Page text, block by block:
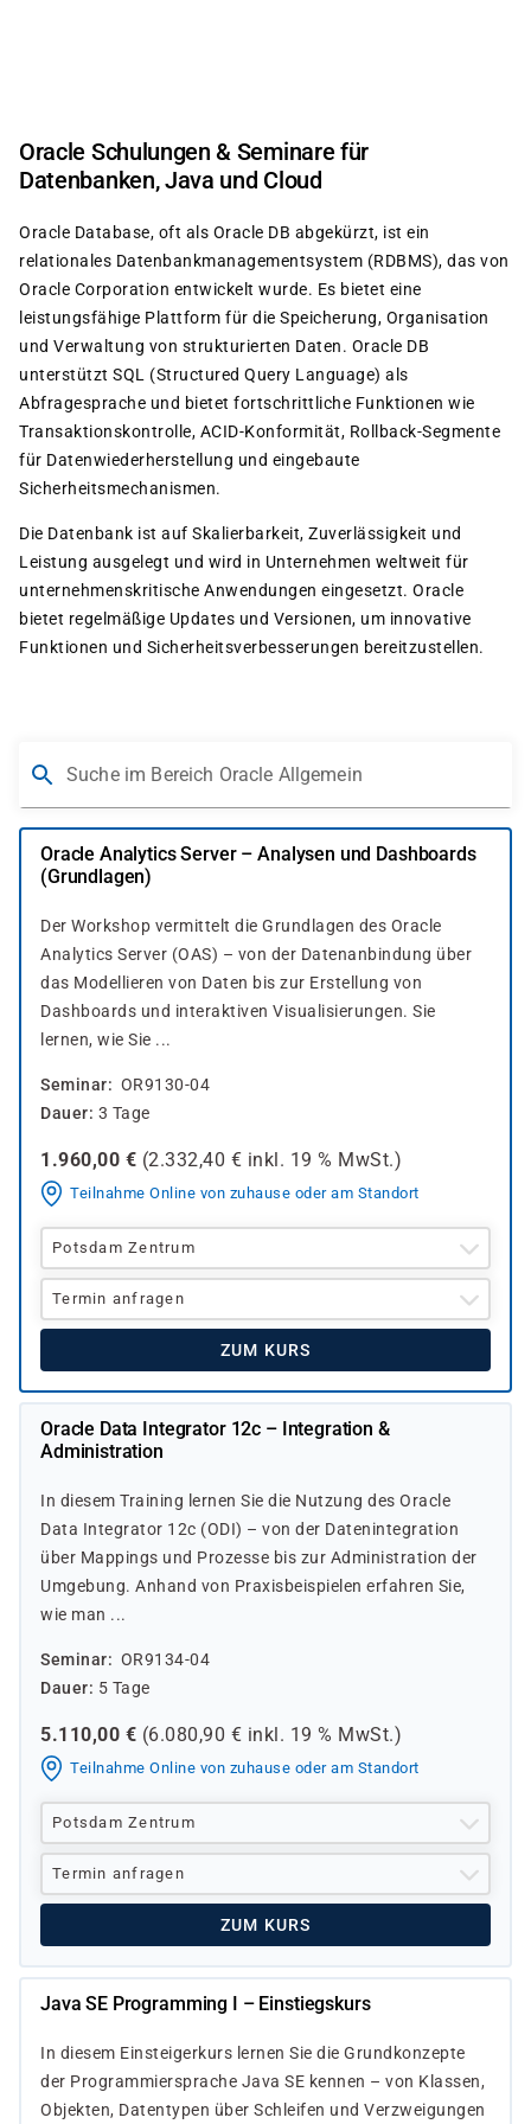
Oracle Schulungen & Seminare für
Datenbanken, Java und Cloud
Oracle Database, oft als Oracle DB abgekürzt, ist ein
relationales Datenbankmanagementsystem (RDBMS), das von
Oracle Corporation entwickelt wurde. Es bietet eine
leistungsfähige Plattform für die Speicherung, Organisation
und Verwaltung von strukturierten Daten. Oracle DB
unterstützt SQL (Structured Query Language) als
Abfragesprache und bietet fortschrittliche Funktionen wie
Transaktionskontrolle, ACID-Konformität, Rollback-Segmente
für Datenwiederherstellung und eingebaute
Sicherheitsmechanismen.
Die Datenbank ist auf Skalierbarkeit, Zuverlässigkeit und
Leistung ausgelegt und wird in Unternehmen weltweit für
unternehmenskritische Anwendungen eingesetzt. Oracle
bietet regelmäßige Updates und Versionen, um innovative
Funktionen und Sicherheitsverbesserungen bereitzustellen.
Suche im Bereich Oracle Allgemein
Oracle Analytics Server – Analysen und Dashboards
(Grundlagen)
Der Workshop vermittelt die Grundlagen des Oracle
Analytics Server (OAS) – von der Datenanbindung über
das Modellieren von Daten bis zur Erstellung von
Dashboards und interaktiven Visualisierungen. Sie
lernen, wie Sie ...
Seminar
OR9130-04
Dauer 3 Tage
1.960,00 € (2.332,40 € inkl. 19 % MwSt.)
Teilnahme Online von zuhause oder am Standort
Potsdam Zentrum
Termin anfragen
ZUM KURS
Oracle Data Integrator 12c – Integration &
Administration
In diesem Training lernen Sie die Nutzung des Oracle
Data Integrator 12c (ODI) – von der Datenintegration
über Mappings und Prozesse bis zur Administration der
Umgebung. Anhand von Praxisbeispielen erfahren Sie,
wie man ...
Seminar
OR9134-04
Dauer
5 Tage
5.110,00 € (6.080,90 € inkl. 19 % MwSt.)
Teilnahme Online von zuhause oder am Standort
Potsdam Zentrum
Termin anfragen
ZUM KURS
Java SE Programming I – Einstiegskurs
In diesem Einsteigerkurs lernen Sie die Grundkonzepte
der Programmiersprache Java SE kennen – von Klassen,
Objekten, Daten­typen über Schleifen und Verzweigungen